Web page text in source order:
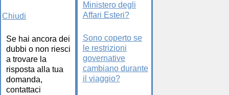
Chiudi
Se hai ancora dei
dubbi o non riesci
a trovare la
risposta alla tua
domanda,
contattaci
Ministero degli
Affari Esteri?
Sono coperto se
le restrizioni
governative
cambiano durante
il viaggio?